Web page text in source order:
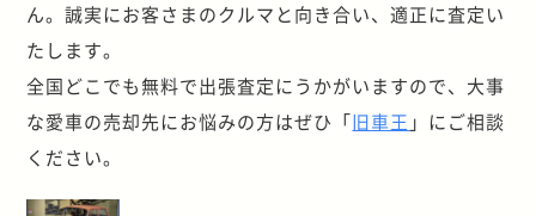
ん。誠実にお客さまのクルマと向き合い、適正に査定い
たします。
全国どこでも無料で出張査定にうかがいますので、大事
な愛車の売却先にお悩みの方はぜひ「旧車王 」にご相談
ください。